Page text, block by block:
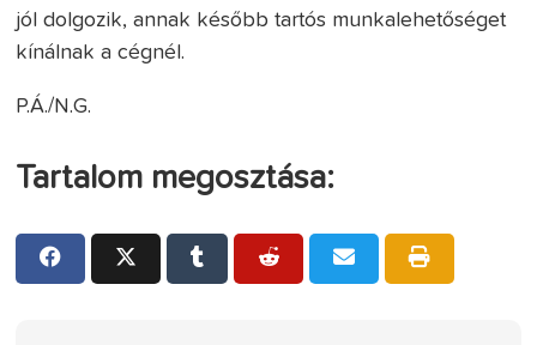
jól dolgozik, annak később tartós munkalehetőséget
kínálnak a cégnél.
P.Á./N.G.
Tartalom megosztása: